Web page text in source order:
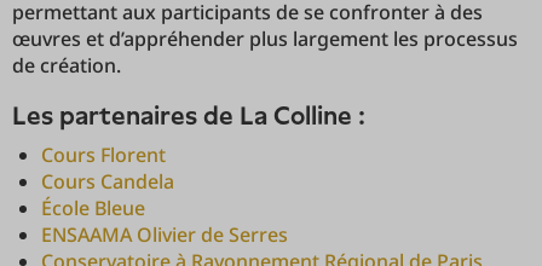
permettant aux participants de se confronter à des
œuvres et d’appréhender plus largement les processus
de création.
Les partenaires de La Colline :
Cours Florent
Cours Candela
École Bleue
ENSAAMA Olivier de Serres